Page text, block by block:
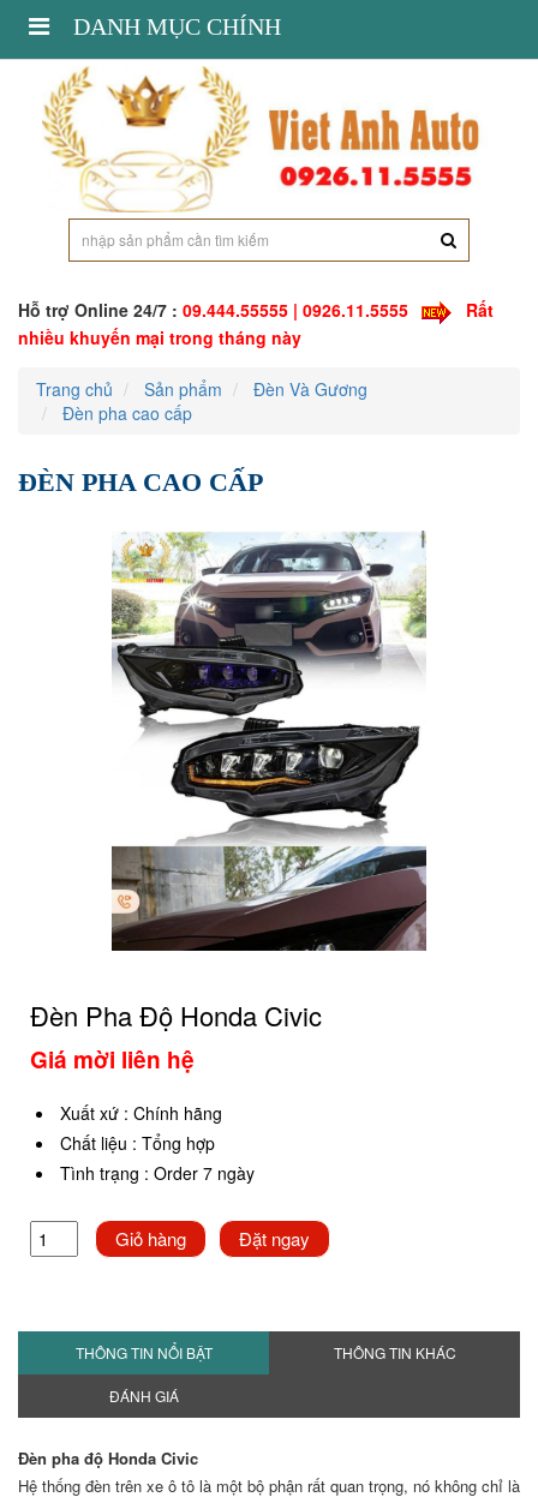
Hỗ trợ Online 24/7 : 09.444.55555 | 0926.11.5555
Rất
nhiều khuyến mại trong tháng này
Toggle
DANH MỤC CHÍNH
Trang chủ Sản phẩm
Đèn Và Gương
Đèn pha cao cấp
ĐÈN PHA CAO CẤP
Đèn Pha Độ Honda Civic
Giá mời liên hệ
Xuất xứ : Chính hãng
Chất liệu : Tổng hợp
Tình trạng : Order 7 ngày
Giỏ hàng Đặt ngay
THÔNG TIN NỔI BẬT THÔNG TIN KHÁC
ĐÁNH GIÁ
Đèn pha độ Honda Civic
Hệ thống đèn trên xe ô tô là một bộ phận rất quan trọng, nó không chỉ là